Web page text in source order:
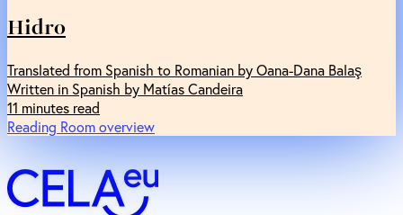
Hidro
Translated from Spanish to Romanian by Oana-Dana Balaş
Written in Spanish by Matías Candeira
11 minutes read
Reading Room overview